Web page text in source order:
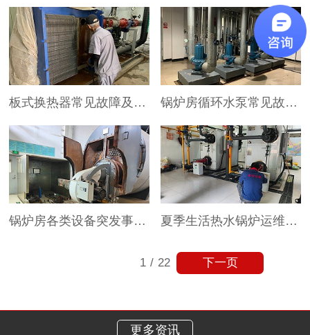
板式换热器常见故障及解决办法 锅炉房循环水泵常见故障及解决办法
锅炉房各类设备突发事件处置流程 夏季生活热水锅炉运维干货，这些细节一定要注意！
1 / 22 下一页
更多资讯